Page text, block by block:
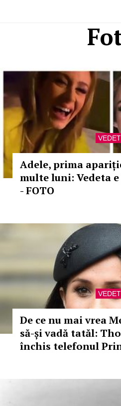
Adele, prima
multe luni: Vedeta
- FOTO
De ce nu mai vrea
să-și vadă tatăl:
închis telefonul